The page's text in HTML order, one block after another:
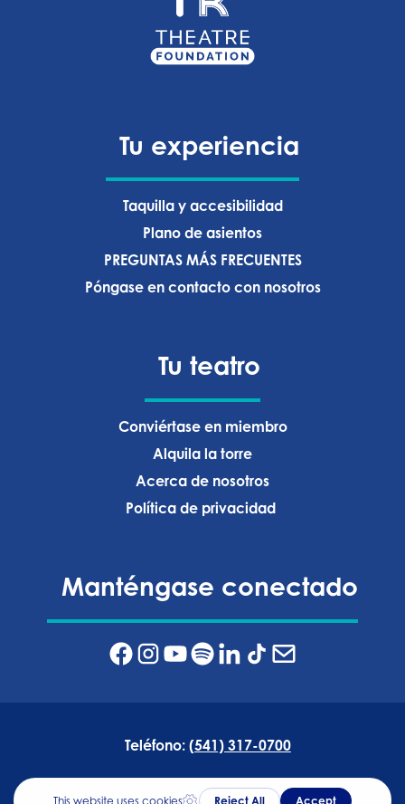
Tu experiencia
Taquilla y accesibilidad
Plano de asientos
PREGUNTAS MÁS FRECUENTES
Póngase en contacto con nosotros
Tu teatro
Conviértase en miembro
Alquila la torre
Acerca de nosotros
Política de privacidad ‍
Manténgase conectado
Teléfono: (541) 317-0700
Dirección:835 NW Wall Street, Bend, Oregón 97703